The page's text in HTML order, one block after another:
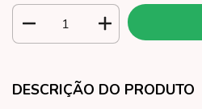
DESCRIÇÃO DO PRODUTO